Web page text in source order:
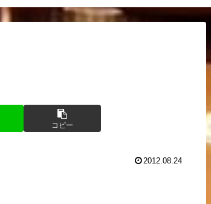
コピー
2012.08.24